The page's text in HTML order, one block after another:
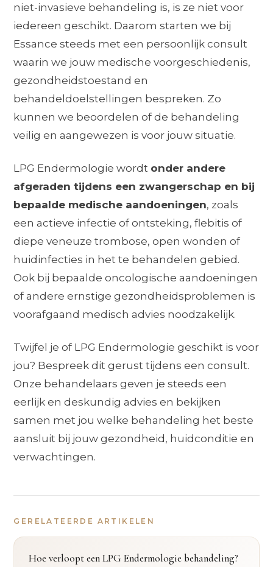
niet-invasieve behandeling is, is ze niet voor
iedereen geschikt. Daarom starten we bij
Essance steeds met een persoonlijk consult
waarin we jouw medische voorgeschiedenis,
gezondheidstoestand en
behandeldoelstellingen bespreken. Zo
kunnen we beoordelen of de behandeling
veilig en aangewezen is voor jouw situatie.
LPG Endermologie wordt onder andere
afgeraden tijdens een zwangerschap en bij
bepaalde medische aandoeningen, zoals
een actieve infectie of ontsteking, flebitis of
diepe veneuze trombose, open wonden of
huidinfecties in het te behandelen gebied.
Ook bij bepaalde oncologische aandoeningen
of andere ernstige gezondheidsproblemen is
voorafgaand medisch advies noodzakelijk.
Twijfel je of LPG Endermologie geschikt is voor
jou? Bespreek dit gerust tijdens een consult.
Onze behandelaars geven je steeds een
eerlijk en deskundig advies en bekijken
samen met jou welke behandeling het beste
aansluit bij jouw gezondheid, huidconditie en
verwachtingen.
GERELATEERDE ARTIKELEN
Hoe verloopt een LPG Endermologie behandeling?